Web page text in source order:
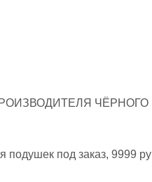
ЧЁРНОГО
подушек под заказ, 9999